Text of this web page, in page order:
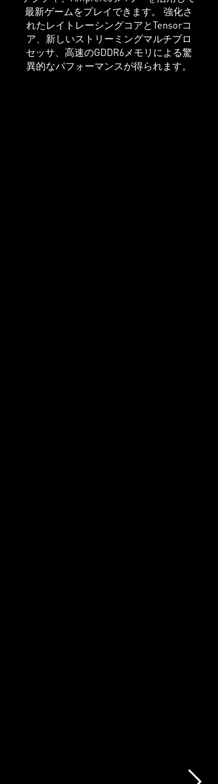
最新ゲームをプレイできます。 強化さ
れたレイトレーシングコアとTensorコ
ア、新しいストリーミングマルチプロ
セッサ、高速のGDDR6メモリによる驚
異的なパフォーマンスが得られます。